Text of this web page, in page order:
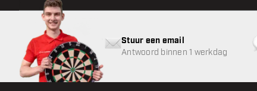
Stuur een email
Antwoord binnen 1 werkdag